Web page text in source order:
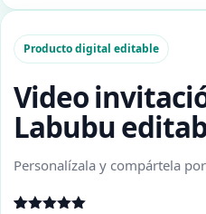
Producto digital editable
Video
Labubu
Personalízala y compártela